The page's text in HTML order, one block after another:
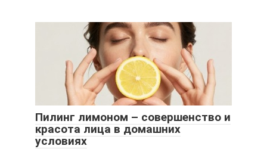
Пилинг лимоном – совершенство и
красота лица в домашних
условиях